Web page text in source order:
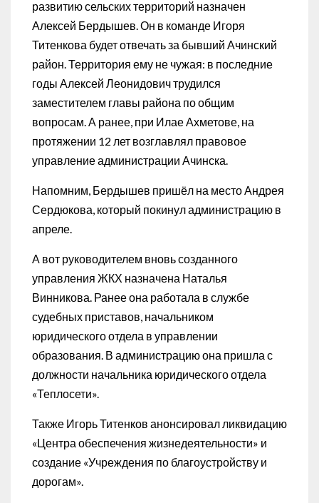
развитию сельских территорий назначен
Алексей Бердышев. Он в команде Игоря
Титенкова будет отвечать за бывший Ачинский
район. Территория ему не чужая: в последние
годы Алексей Леонидович трудился
заместителем главы района по общим
вопросам. А ранее, при Илае Ахметове, на
протяжении 12 лет возглавлял правовое
управление администрации Ачинска.
Напомним, Бердышев пришёл на место Андрея
Сердюкова, который покинул администрацию в
апреле.
А вот руководителем вновь созданного
управления ЖКХ назначена Наталья
Винникова. Ранее она работала в службе
судебных приставов, начальником
юридического отдела в управлении
образования. В администрацию она пришла с
должности начальника юридического отдела
«Теплосети».
Также Игорь Титенков анонсировал ликвидацию
«Центра обеспечения жизнедеятельности» и
создание «Учреждения по благоустройству и
дорогам».